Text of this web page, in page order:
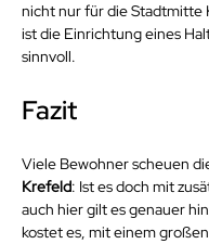
nicht nur für die Stadtmitte
ist die Einrichtung eines
sinnvoll.
Fazit
Viele Bewohner scheuen
Krefeld: Ist es doch mit
auch hier gilt es genauer
kostet es, mit einem